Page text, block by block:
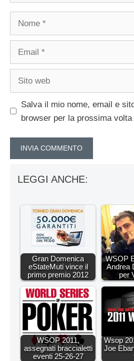
Salva il mio nome, email e
browser per la prossima
LEGGI ANCHE:
Gran Domenica
eStateMuti vince il
primo premio 2012
WSOP
Andrea
per
WSOP 2011,
assegnati braccialetti
eventi 25-26-27
Wsop
Joe